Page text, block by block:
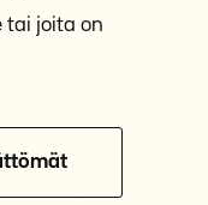
tai joita on
osapuolen